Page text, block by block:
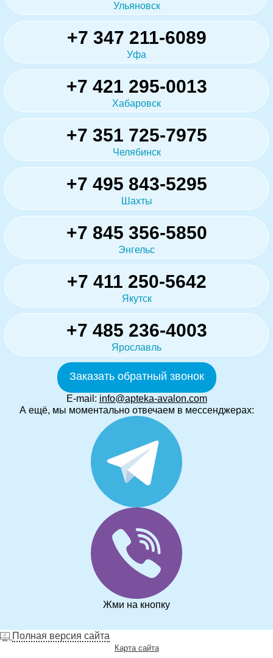
Ульяновск
+7 347 211-6089
Уфа
+7 421 295-0013
Хабаровск
+7 351 725-7975
Челябинск
+7 495 843-5295
Шахты
+7 845 356-5850
Энгельс
+7 411 250-5642
Якутск
+7 485 236-4003
Ярославль
Заказать обратный звонок
E-mail: info@apteka-avalon.com
А ещё, мы моментально отвечаем в мессенджерах:
Жми на кнопку
Полная версия сайта
Карта сайта